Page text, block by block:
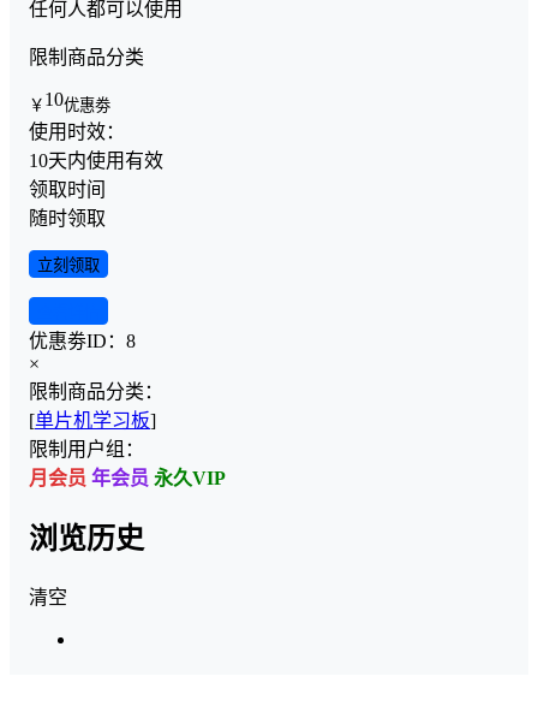
任何人都可以使用
限制商品分类
￥ 10优惠劵
使用时效：
10天内使用有效
领取时间
随时领取
立刻领取
优惠劵ID： 8
×
限制商品分类：
[单片机学习板]
限制用户组：
月会员 年会员 永久VIP
浏览历史
清空